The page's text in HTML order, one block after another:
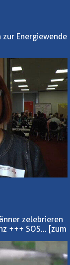
Energiewende
zelebrieren
+++ SOS... [zum